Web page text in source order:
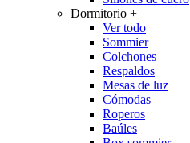
Dormitorio +
Ver todo
Sommier
Colchones
Respaldos
Mesas de luz
Cómodas
Roperos
Baúles